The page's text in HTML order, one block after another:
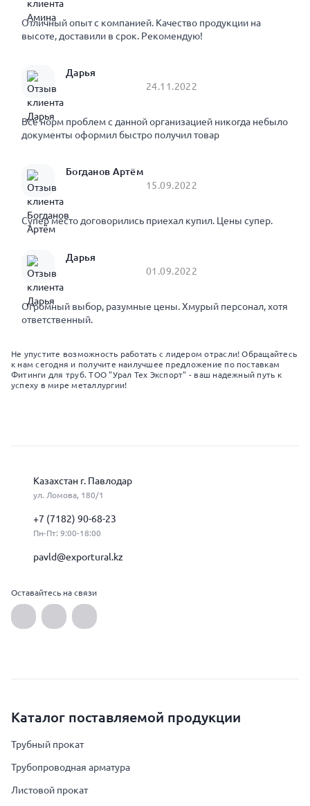
Отличный опыт с компанией. Качество продукции на
высоте, доставили в срок. Рекомендую!
Дарья
24.11.2022
Все норм проблем с данной организацией никогда небыло
документы оформил быстро получил товар
Богданов Артём
15.09.2022
Супер место договорились приехал купил. Цены супер.
Дарья
01.09.2022
Огромный выбор, разумные цены. Хмурый персонал, хотя
ответственный.
Не упустите возможность работать с лидером отрасли! Обращайтесь
к нам сегодня и получите наилучшее предложение по поставкам
Фитинги для труб. ТОО "Урал Тех Экспорт" - ваш надежный путь к
успеху в мире металлургии!
Казахстан г. Павлодар
ул. Ломова, 180/1
+7 (7182) 90-68-23
Пн-Пт: 9:00-18:00
pavld@exportural.kz
Оставайтесь на связи
Каталог поставляемой продукции
Трубный прокат
Трубопроводная арматура
Листовой прокат